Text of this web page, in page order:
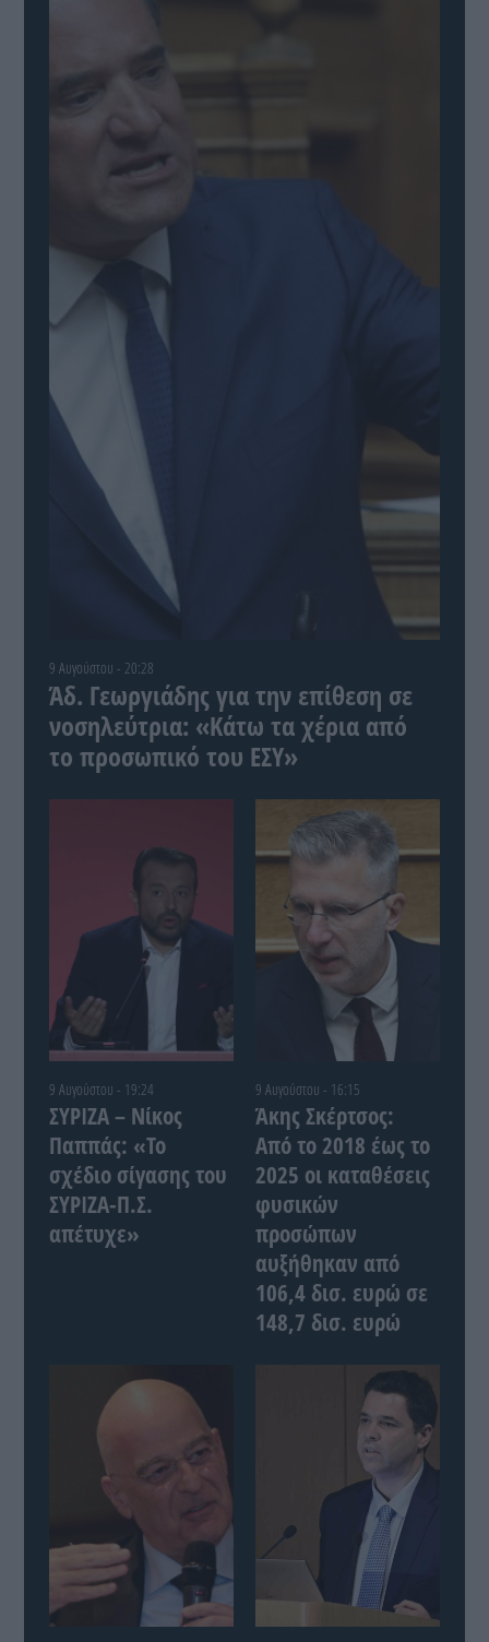
9 Αυγούστου - 20:28
Άδ. Γεωργιάδης για την επίθεση σε
νοσηλεύτρια: «Κάτω τα χέρια από
το προσωπικό του ΕΣΥ»
9 Αυγούστου - 19:24
ΣΥΡΙΖΑ – Νίκος
Παππάς: «Το
σχέδιο σίγασης του
ΣΥΡΙΖΑ-Π.Σ.
απέτυχε»
9 Αυγούστου - 16:15
Άκης Σκέρτσος:
Από το 2018 έως το
2025 οι καταθέσεις
φυσικών
προσώπων
αυξήθηκαν από
106,4 δισ. ευρώ σε
148,7 δισ. ευρώ